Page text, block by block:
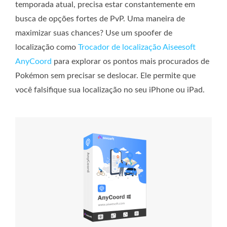
temporada atual, precisa estar constantemente em
busca de opções fortes de PvP. Uma maneira de
maximizar suas chances? Use um spoofer de
localização como Trocador de localização Aiseesoft
AnyCoord para explorar os pontos mais procurados de
Pokémon sem precisar se deslocar. Ele permite que
você falsifique sua localização no seu iPhone ou iPad.